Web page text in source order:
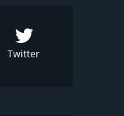
Twitter